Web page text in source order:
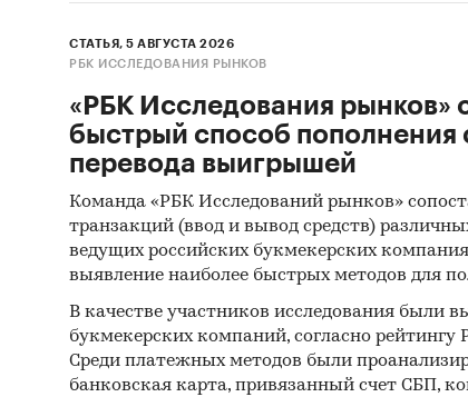
с
СТАТЬЯ, 5 АВГУСТА 2026
РБК ИССЛЕДОВАНИЯ РЫНКОВ
«РБК Исследования рынков»
быстрый способ пополнения
перевода выигрышей
Команда «РБК Исследований рынков»
транзакций (ввод и вывод средств)
ведущих российских букмекерских
выявление наиболее быстрых методов для
В качестве участников исследования были
букмекерских компаний, согласно
Среди платежных методов были
банковская карта, привязанный счет СБП,